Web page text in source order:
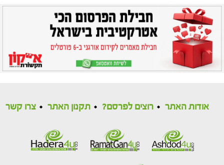
אודות האתר רוצים לפרסם? תקנון האתר צרו קשר